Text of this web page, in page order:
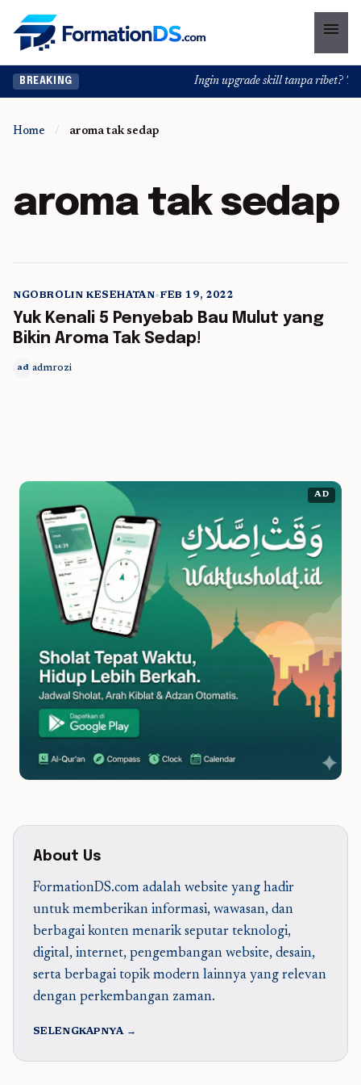
menu
BREAKING Ingin upgrade skill tanpa ribet?
Home / aroma tak sedap
aroma tak sedap
5 min read
NGOBROLIN KESEHATAN•FEB 19, 2022
Yuk Kenali 5 Penyebab Bau Mulut yang
Bikin Aroma Tak Sedap!
ad admrozi
AD
About Us
FormationDS.com adalah website yang hadir
untuk memberikan informasi, wawasan, dan
berbagai konten menarik seputar teknologi,
digital, internet, pengembangan website, desain,
serta berbagai topik modern lainnya yang relevan
dengan perkembangan zaman.
SELENGKAPNYA →